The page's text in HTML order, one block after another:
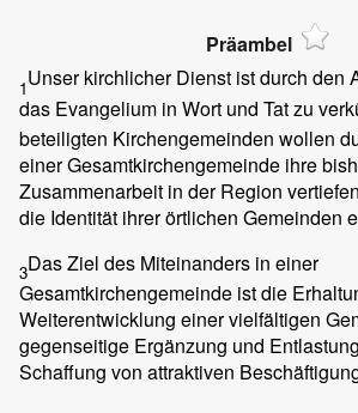
Präambel
1Unser kirchlicher Dienst ist durch den
das Evangelium in Wort und Tat zu
beteiligten Kirchengemeinden wollen
einer Gesamtkirchengemeinde ihre
Zusammenarbeit in der Region
die Identität ihrer örtlichen Gemeinden
3Das Ziel des Miteinanders in einer
Gesamtkirchengemeinde ist die
Weiterentwicklung einer vielfältigen
gegenseitige Ergänzung und
Schaffung von attraktiven